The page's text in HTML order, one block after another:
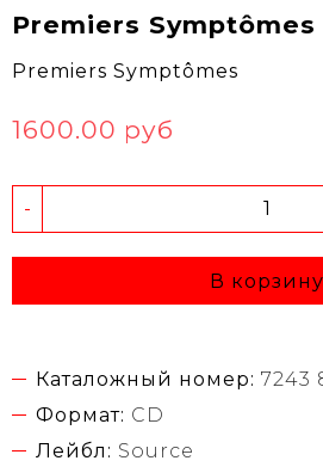
Premiers Symptômes
Premiers Symptômes
1600.00 руб
-
В корзину
Каталожный номер: 7243
Формат: CD
Лейбл: Source